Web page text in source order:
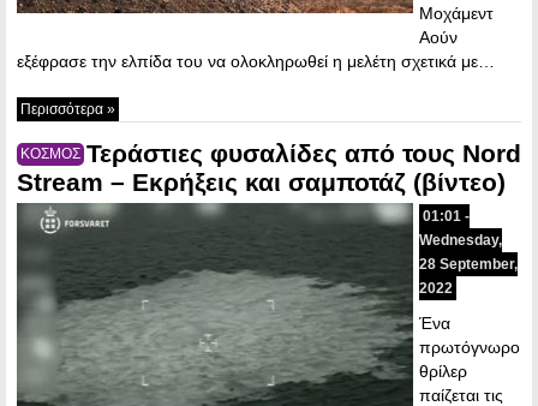
Μοχάμεντ
Αούν
εξέφρασε την ελπίδα του να ολοκληρωθεί η μελέτη σχετικά με…
Περισσότερα »
ΚΟΣΜΟΣ Τεράστιες φυσαλίδες από τους Nord
Stream – Εκρήξεις και σαμποτάζ (βίντεο)
01:01 -
Wednesday,
28 September,
2022
Ένα
πρωτόγνωρο
θρίλερ
παίζεται τις